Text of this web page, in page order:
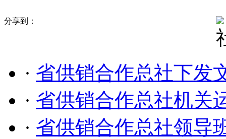
分享到：
· 省供销合作总社下发
· 省供销合作总社机关
· 省供销合作总社领导